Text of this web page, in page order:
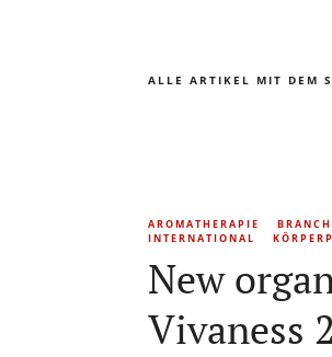
ALLE ARTIKEL MIT DEM
AROMATHERAPIE
INTERNATIONAL
New
Vivaness